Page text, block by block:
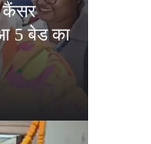
कैंसर
5 बेड का